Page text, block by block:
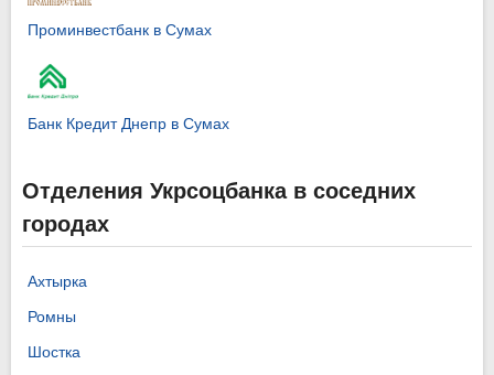
Проминвестбанк в Сумах
Банк Кредит Днепр в Сумах
Отделения Укрсоцбанка в соседних
городах
Ахтырка
Ромны
Шостка